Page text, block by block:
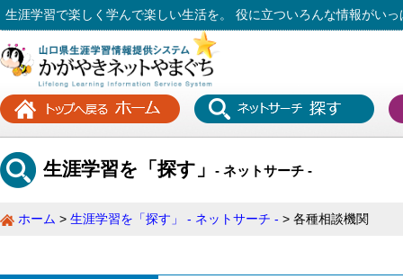
生涯学習で楽しく学んで楽しい生活を。 役に立ついろんな情報がいっ
生涯学習を「探す」 - ネットサーチ -
ホーム 生涯学習を「探す」 - ネットサーチ - 各種相談機関